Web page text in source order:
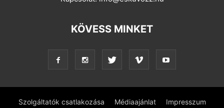
KÖVESS MINKET
Szolgáltatók csatlakozása Médiaajánlat Impresszum